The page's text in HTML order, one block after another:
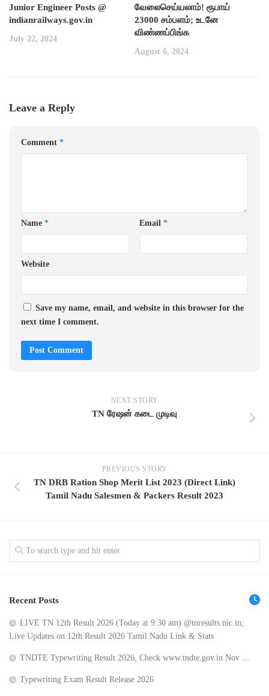
Junior Engineer Posts @
indianrailways.gov.in
July 22, 2024
வேலைசெய்யலாம்! ரூபாய்
23000 சம்பளம்; உடனே
விண்ணப்பிங்க
August 6, 2024
Leave a Reply
Comment *
Name * Email *
Website
Save my name, email, and website in this browser for the
next time I comment.
NEXT STORY
TN ரேஷன் கடை முடிவு
PREVIOUS STORY
TN DRB Ration Shop Merit List 2023 (Direct Link)
Tamil Nadu Salesmen & Packers Result 2023
Recent Posts
LIVE TN 12th Result 2026 (Today at 9:30 am) @tnresults.nic.in;
Live Updates on 12th Result 2026 Tamil Nadu Link & Stats
TNDTE Typewriting Result 2026, Check www.tndte.gov.in Nov …
Typewriting Exam Result Release 2026